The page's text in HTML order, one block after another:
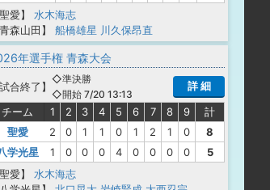
聖愛】
水木海志
青森山田】
船橋雄星 川久保昂直
年選手権 青森大会
試合終了 】
◇準決勝
◇開始 7/20 13:13
詳 細
チーム 1 2 3 4 5 6 7 8 9
計
聖愛
2 0 1 1 0 1 2 1 0
8
学光星
1 0 0 0 4 0 0 0 0
5
聖愛】
水木海志